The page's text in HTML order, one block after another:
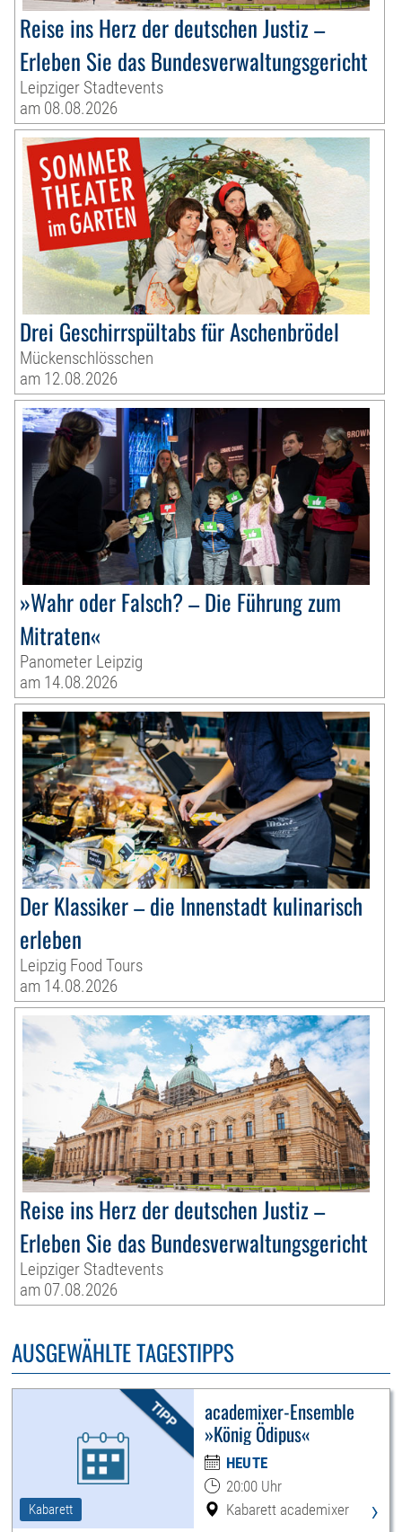
Reise ins Herz der deutschen Justiz –
Erleben Sie das Bundesverwaltungsgericht
Leipziger Stadtevents
am 08.08.2026
Drei Geschirrspültabs für Aschenbrödel
Mückenschlösschen
am 12.08.2026
»Wahr oder Falsch? – Die Führung zum
Mitraten«
Panometer Leipzig
am 14.08.2026
Der Klassiker – die Innenstadt kulinarisch
erleben
Leipzig Food Tours
am 14.08.2026
Reise ins Herz der deutschen Justiz –
Erleben Sie das Bundesverwaltungsgericht
Leipziger Stadtevents
am 07.08.2026
AUSGEWÄHLTE TAGESTIPPS
Kabarett
academixer-Ensemble
»König Ödipus«
HEUTE
20:00 Uhr
Kabarett academixer
›